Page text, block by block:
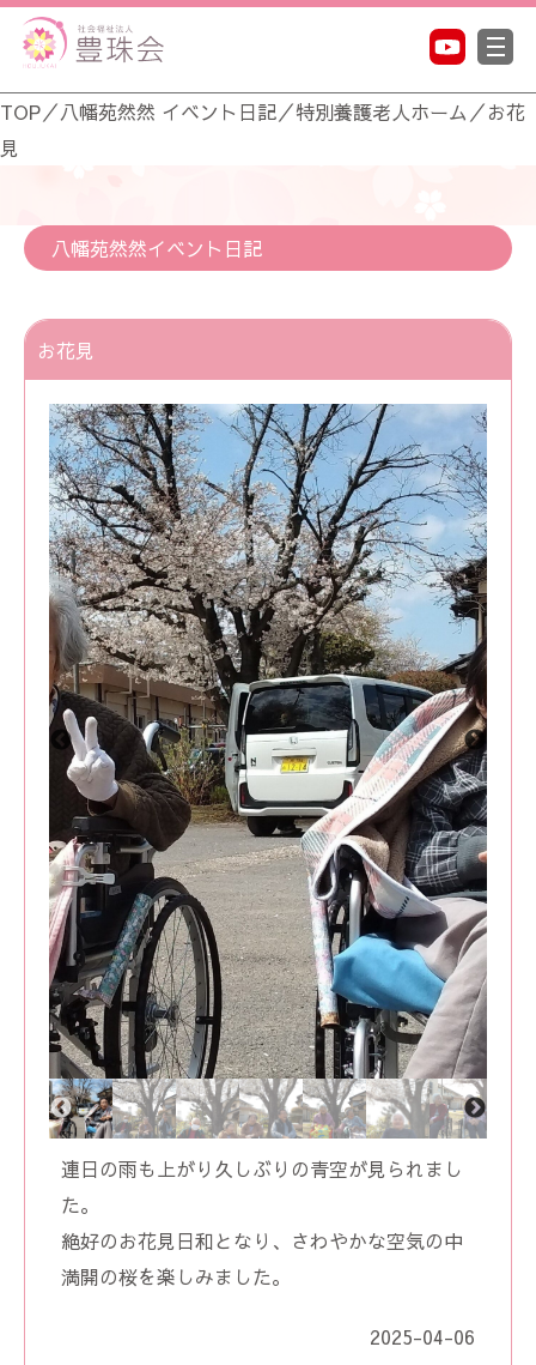
TOP／八幡苑然然 イベント日記／特別養護老人ホーム ／お花
見
八幡苑然然イベント日記
お花見
連日の雨も上がり久しぶりの青空が見られまし
た。
絶好のお花見日和となり、さわやかな空気の中
満開の桜を楽しみました。
2025-04-06